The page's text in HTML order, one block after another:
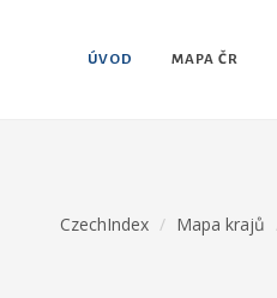
ÚVOD MAPA ČR
CzechIndex Mapa krajů